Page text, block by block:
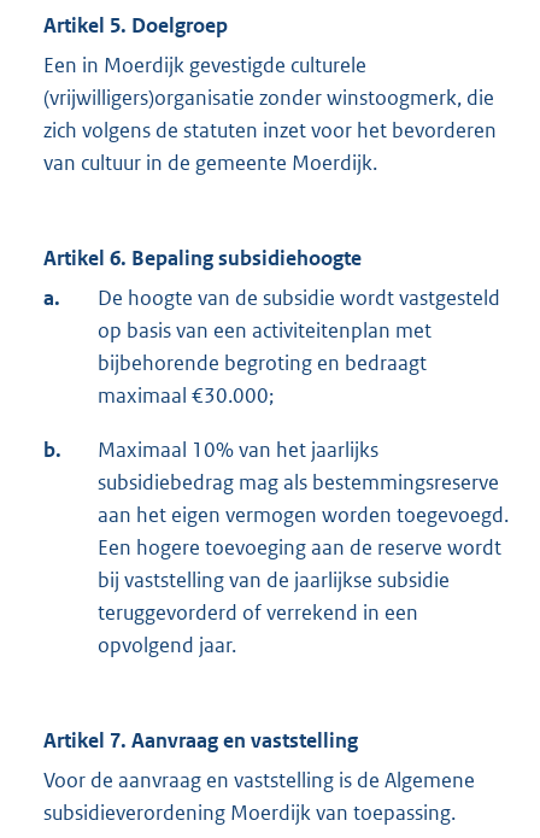
Artikel 5. Doelgroep
Een in Moerdijk gevestigde culturele
(vrijwilligers)organisatie zonder winstoogmerk, die
zich volgens de statuten inzet voor het bevorderen
van cultuur in de gemeente Moerdijk.
Artikel 6. Bepaling subsidiehoogte
a.
De hoogte van de subsidie wordt vastgesteld
op basis van een activiteitenplan met
bijbehorende begroting en bedraagt
maximaal €30.000;
b.
Maximaal 10% van het jaarlijks
subsidiebedrag mag als bestemmingsreserve
aan het eigen vermogen worden toegevoegd.
Een hogere toevoeging aan de reserve wordt
bij vaststelling van de jaarlijkse subsidie
teruggevorderd of verrekend in een
opvolgend jaar.
Artikel 7. Aanvraag en vaststelling
Voor de aanvraag en vaststelling is de Algemene
subsidieverordening Moerdijk van toepassing.